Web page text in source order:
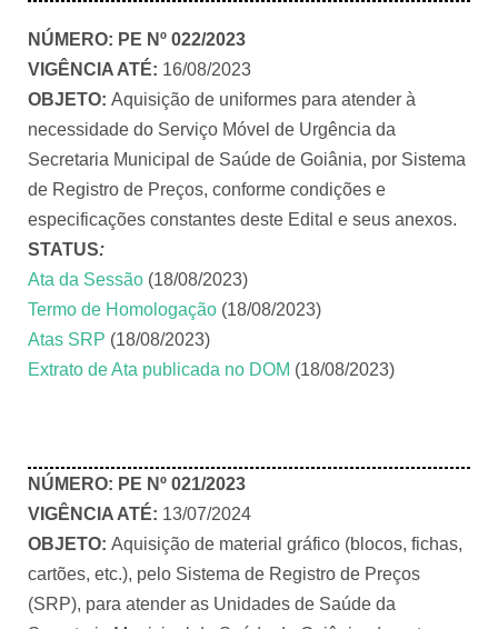
NÚMERO: PE Nº 022/2023
VIGÊNCIA ATÉ: 16/08/2023
OBJETO: Aquisição de uniformes para atender à
necessidade do Serviço Móvel de Urgência da
Secretaria Municipal de Saúde de Goiânia, por Sistema
de Registro de Preços, conforme condições e
especificações constantes deste Edital e seus anexos.
STATUS:
Ata da Sessão (18/08/2023)
Termo de Homologação (18/08/2023)
Atas SRP (18/08/2023)
Extrato de Ata publicada no DOM (18/08/2023)
NÚMERO: PE Nº 021/2023
VIGÊNCIA ATÉ: 13/07/2024
OBJETO: Aquisição de material gráfico (blocos, fichas,
cartões, etc.), pelo Sistema de Registro de Preços
(SRP), para atender as Unidades de Saúde da